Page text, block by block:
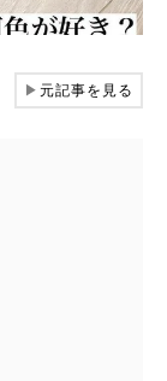
▶元記事を見る